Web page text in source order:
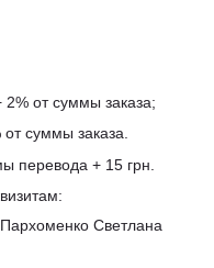
2% от суммы заказа;
суммы заказа.
перевода + 15 грн.
Светлана